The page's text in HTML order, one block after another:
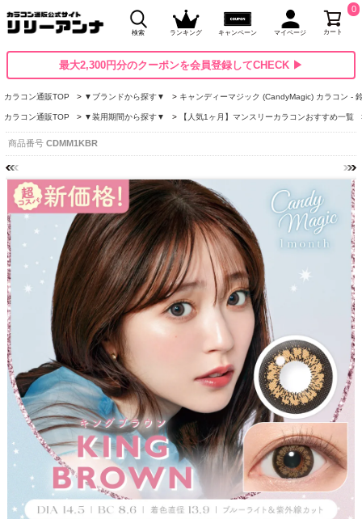
検索 ランキング キャンペーン マイページ カート
0
最大2,300円分のクーポンを会員登録してCHECK ▶
カラコン通販TOP ▼ブランドから探す▼ キャンディーマジック (CandyMagic) カラコン -
カラコン通販TOP ▼装用期間から探す▼ 【人気1ヶ月】マンスリーカラコンおすすめ一覧
商品番号 CDMM1KBR